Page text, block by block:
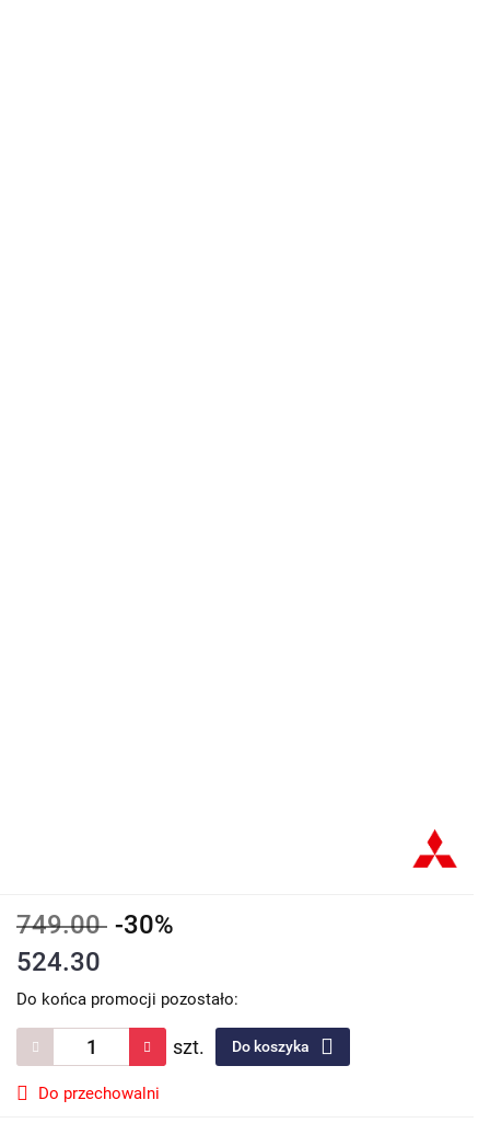
749.00 -30%
524.30
Do końca promocji pozostało:
szt. Do koszyka
Do przechowalni